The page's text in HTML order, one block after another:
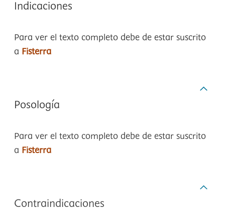
Indicaciones
Para ver el texto completo debe de estar suscrito
a Fisterra
Posología
Para ver el texto completo debe de estar suscrito
a Fisterra
Contraindicaciones